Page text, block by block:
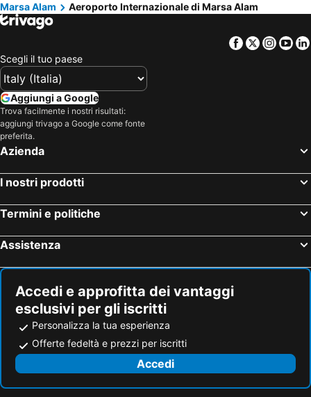
Coral Garden Dive Center
Ali Baba
Pioneer Divers
Bordiehns
Hurghada Bowling Center
Marsa Alam
Aeroporto Internazionale di Marsa Alam
Facebook
Twitter
Scegli il tuo paese
Aggiungi a Google
Trova facilmente i nostri risultati:
aggiungi trivago a Google come fonte
preferita.
Azienda
I nostri prodotti
Termini e politiche
Assistenza
Accedi e approfitta dei vantaggi
esclusivi per gli iscritti
Personalizza la tua esperienza
Offerte fedeltà e prezzi per iscritti
Accedi